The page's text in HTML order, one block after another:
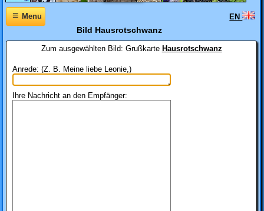
≡Menu EN
Bild Hausrotschwanz
Zum ausgewählten Bild: Grußkarte Hausrotschwanz
Anrede: (Z. B. Meine liebe Leonie,)
Ihre Nachricht an den Empfänger: